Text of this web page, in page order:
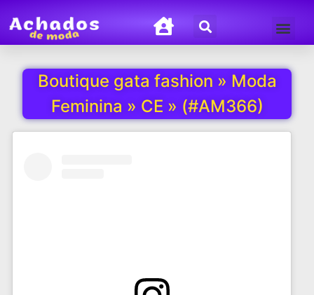
Boutique gata fashion » Moda
Feminina » CE » (#AM366)